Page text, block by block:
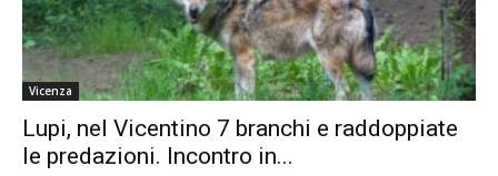
Vicenza
Lupi, nel Vicentino 7 branchi e raddoppiate
le predazioni. Incontro in...